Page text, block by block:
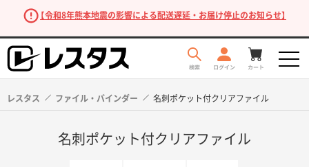
【令和8年熊本地震の影響による配送遅延・お届け停止のお知らせ】
レスタス ファイル・バインダー 名刺ポケット付クリアファイル
名刺ポケット付クリアファイル